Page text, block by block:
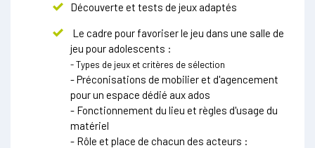
Découverte et tests de jeux adaptés
Le cadre pour favoriser le jeu dans une salle de
jeu pour adolescents :
- Types de jeux et critères de sélection
- Préconisations de mobilier et d'agencement
pour un espace dédié aux ados
- Fonctionnement du lieu et règles d'usage du
matériel
- Rôle et place de chacun des acteurs :